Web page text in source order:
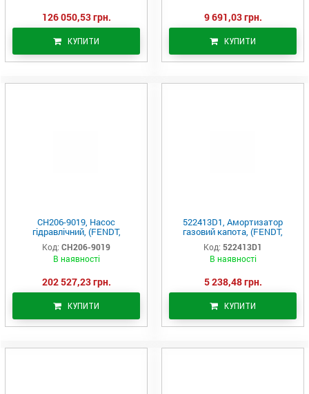
126 050,53 грн.
КУПИТИ
9 691,03 грн.
КУПИТИ
CH206-9019, Насос
гідравлічний, (FENDT,
Challenger, MF, Agco Parts)
Код: CH206-9019
В наявності
202 527,23 грн.
КУПИТИ
522413D1, Амортизатор
газовий капота, (FENDT,
Challenger, MF, Agco Parts)
Код: 522413D1
В наявності
5 238,48 грн.
КУПИТИ